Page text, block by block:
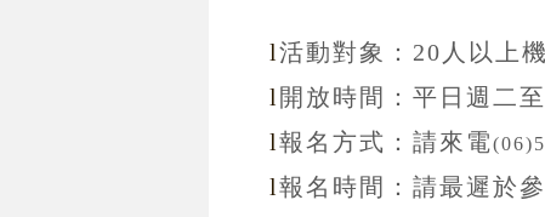
l活動對象：20 人以上
l 開放時間： 平日週二至
l報名方式： 請來電
l報名 時間： 請最遲於